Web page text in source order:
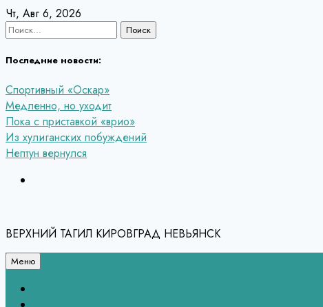
Перейти
к
Чт, Авг 6, 2026
Найти:
Последние новости:
Спортивный «Оскар»
Медленно, но уходит
Пока с приставкой «врио»
Из хулиганских побуждений
Нептун вернулся
ВЕРХНИЙ ТАГИЛ КИРОВГРАД НЕВЬЯНСК
Меню